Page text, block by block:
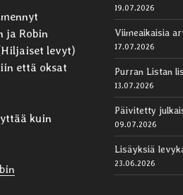
ja Robin
levyt)
että oksat
kuin
19.07.2026
Viimeaikaisia
17.07.2026
Purran Listan
13.07.2026
Päivitetty
09.07.2026
Lisäyksiä
23.06.2026